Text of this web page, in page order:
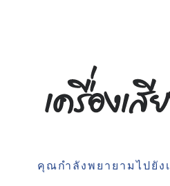
คุณกำลังพยายามไปยัง